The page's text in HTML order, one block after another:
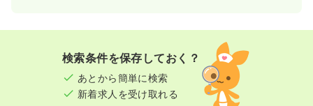
【日勤のみ】
8:30～17:30 休憩60分
年間休日121日
4週8休以上
検索条件を保存しておく？
あとから簡単に検索
新着求人を受け取れる